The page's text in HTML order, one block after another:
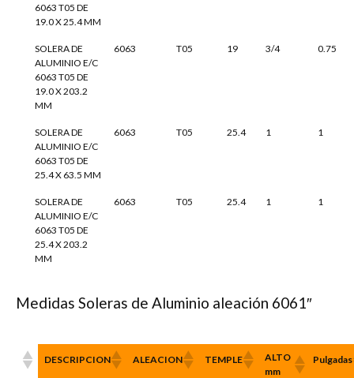
6063 T05 DE
19.0 X 25.4 MM
SOLERA DE
ALUMINIO E/C
6063 T05 DE
19.0 X 203.2
MM
6063 T05 19 3/4 0.75
SOLERA DE
ALUMINIO E/C
6063 T05 DE
25.4 X 63.5 MM
6063 T05 25.4 1 1
SOLERA DE
ALUMINIO E/C
6063 T05 DE
25.4 X 203.2
MM
6063 T05 25.4 1 1
Medidas Soleras de Aluminio aleación 6061″
DESCRIPCION ALEACION TEMPLE
ALTO
mm
Pulgadas